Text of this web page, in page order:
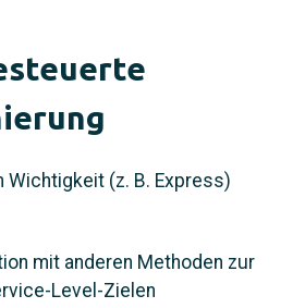
Wichtigkeit (z. B. Express)
mit anderen Methoden zur
Level-Zielen